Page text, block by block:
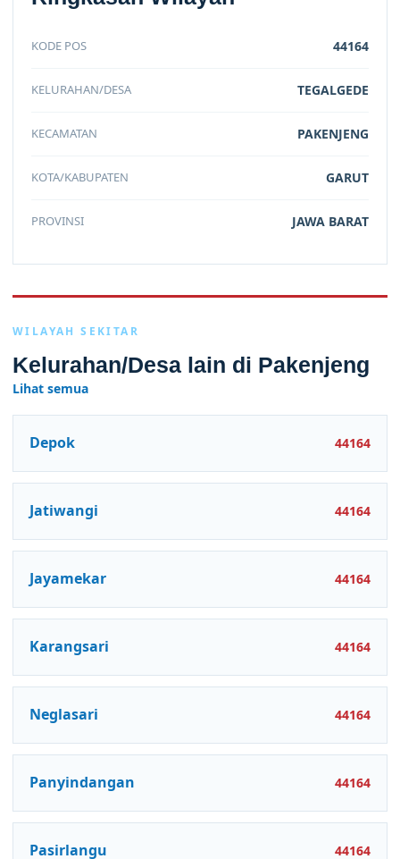
KODE POS 44164
KELURAHAN/DESA TEGALGEDE
KECAMATAN PAKENJENG
KOTA/KABUPATEN GARUT
PROVINSI JAWA BARAT
WILAYAH SEKITAR
Kelurahan/Desa lain di Pakenjeng
Lihat semua
Depok 44164
Jatiwangi 44164
Jayamekar 44164
Karangsari 44164
Neglasari 44164
Panyindangan 44164
Pasirlangu 44164